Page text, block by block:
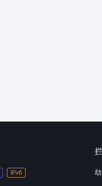
IPv6